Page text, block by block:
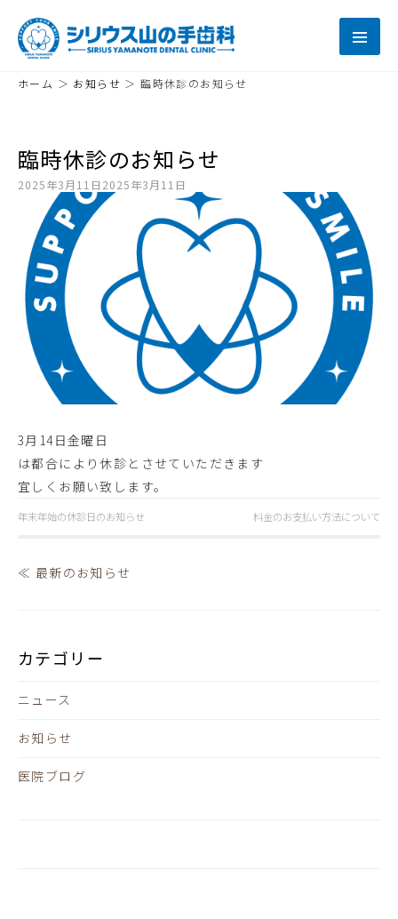
ホーム ＞ お知らせ ＞臨時休診のお知らせ
臨時休診のお知らせ
2025年3月11日 2025年3月11日
3月14日金曜日
は都合により休診とさせていただきます
宜しくお願い致します。
年末年始の休診日のお知らせ 料金のお支払い方法について
≪ 最新のお知らせ
カテゴリー
ニュース
お知らせ
医院ブログ